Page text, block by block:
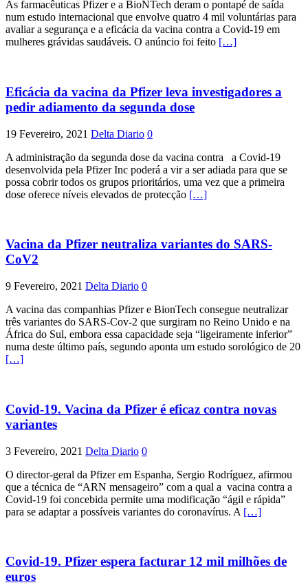
As farmacêuticas Pfizer e a BioNTech deram o pontapé de saída
num estudo internacional que envolve quatro 4 mil voluntárias para
avaliar a segurança e a eficácia da vacina contra a Covid-19 em
mulheres grávidas saudáveis. O anúncio foi feito […]
Eficácia da vacina da Pfizer leva investigadores a
pedir adiamento da segunda dose
19 Fevereiro, 2021 Delta Diario 0
A administração da segunda dose da vacina contra a Covid-19
desenvolvida pela Pfizer Inc poderá a vir a ser adiada para que se
possa cobrir todos os grupos prioritários, uma vez que a primeira
dose oferece níveis elevados de protecção […]
Vacina da Pfizer neutraliza variantes do SARS-
CoV2
9 Fevereiro, 2021 Delta Diario 0
A vacina das companhias Pfizer e BionTech consegue neutralizar
três variantes do SARS-Cov-2 que surgiram no Reino Unido e na
África do Sul, embora essa capacidade seja “ligeiramente inferior”
numa deste último país, segundo aponta um estudo sorológico de 20
[…]
Covid-19. Vacina da Pfizer é eficaz contra novas
variantes
3 Fevereiro, 2021 Delta Diario 0
O director-geral da Pfizer em Espanha, Sergio Rodríguez, afirmou
que a técnica de “ARN mensageiro” com a qual a vacina contra a
Covid-19 foi concebida permite uma modificação “ágil e rápida”
para se adaptar a possíveis variantes do coronavírus. A […]
Covid-19. Pfizer espera facturar 12 mil milhões de
euros